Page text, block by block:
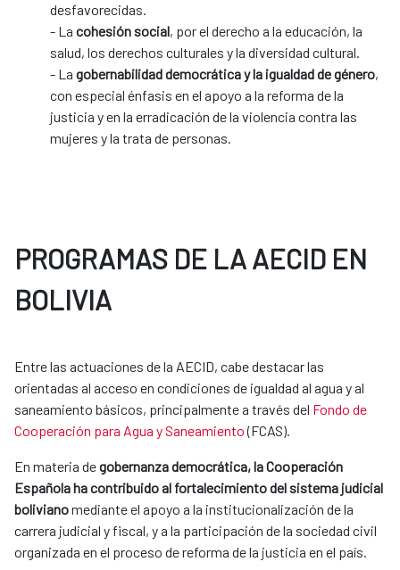
desfavorecidas.
- La cohesión social, por el derecho a la educación, la
salud, los derechos culturales y la diversidad cultural.
- La gobernabilidad democrática y la igualdad de género,
con especial énfasis en el apoyo a la reforma de la
justicia y en la erradicación de la violencia contra las
mujeres y la trata de personas.
PROGRAMAS DE LA AECID EN
BOLIVIA
Entre las actuaciones de la AECID, cabe destacar las
orientadas al acceso en condiciones de igualdad al agua y al
saneamiento básicos, principalmente a través del Fondo de
Cooperación para Agua y Saneamiento(FCAS).
En materia degobernanza democrática, la Cooperación
Española ha contribuido al fortalecimiento del sistema judicial
bolivianomediante el apoyo a la institucionalización de la
carrera judicial y fiscal, y a la participación de la sociedad civil
organizada en el proceso de reforma de la justicia en el país.